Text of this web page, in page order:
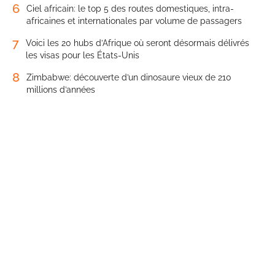
6
Ciel africain: le top 5 des routes domestiques, intra-
africaines et internationales par volume de passagers
7
Voici les 20 hubs d’Afrique où seront désormais délivrés
les visas pour les États-Unis
8
Zimbabwe: découverte d’un dinosaure vieux de 210
millions d’années